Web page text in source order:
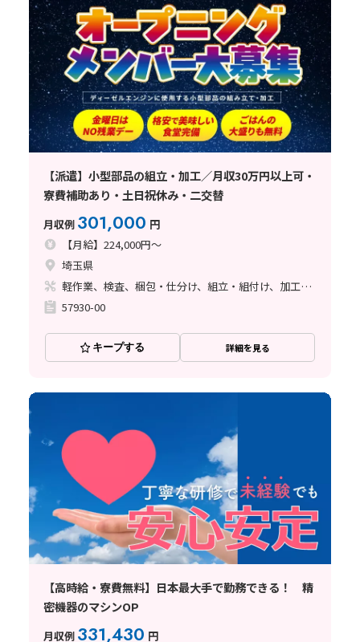
【派遣】小型部品の組立・加工／月収30万円以上可・
寮費補助あり・土日祝休み・二交替
月収例 301,000 円
【月給】224,000円～
埼玉県
軽作業、検査、梱包・仕分け、組立・組付け、加工、マシンオペレーター、立ち作業
57930-00
キープする 詳細を見る
【高時給・寮費無料】日本最大手で勤務できる！ 精
密機器のマシンOP
月収例 331,430 円